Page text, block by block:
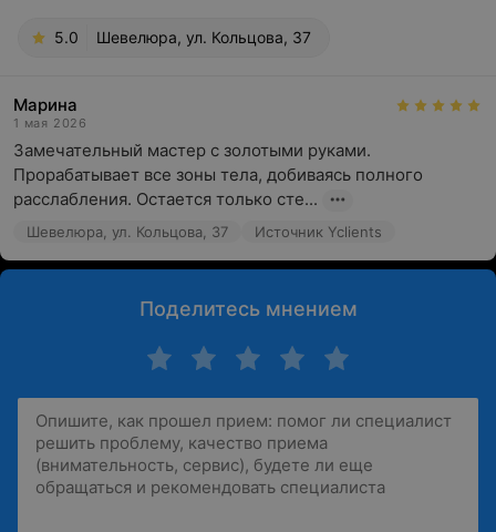
5.0 Шевелюра, ул. Кольцова, 37
Марина
1 мая 2026
Замечательный мастер с золотыми руками.
Прорабатывает все зоны тела, добиваясь полного
расслабления. Остается только сте...
Шевелюра, ул. Кольцова, 37 Источник Yclients
Поделитесь мнением